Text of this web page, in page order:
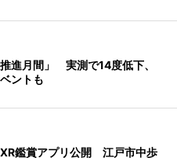
進月間」 実測で14度低下、
ントも
鑑賞アプリ公開 江戸市中歩